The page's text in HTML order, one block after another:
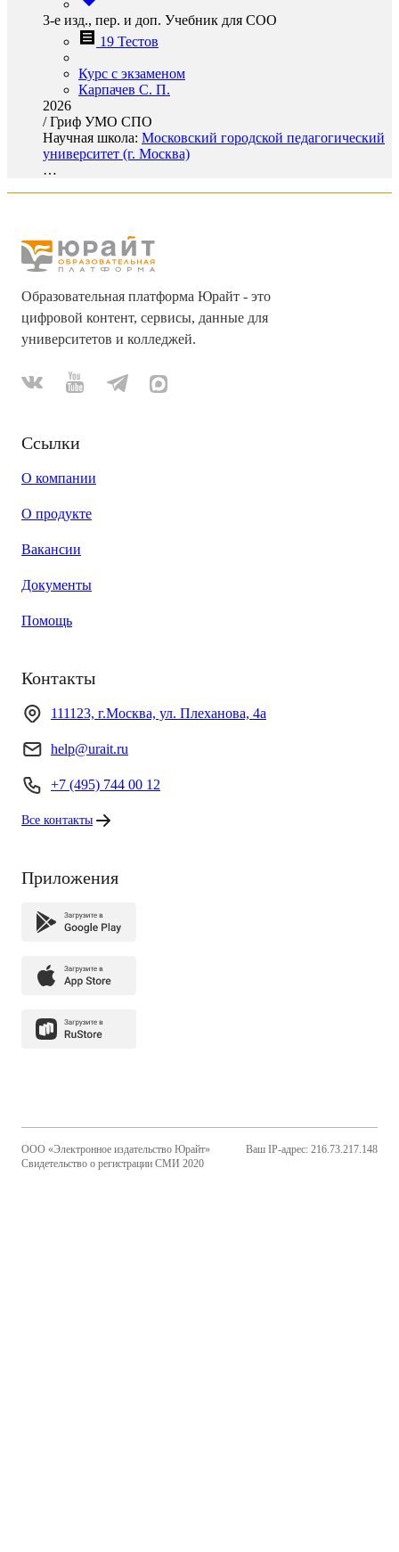
3-е изд., пер. и доп. Учебник для СОО
19 Тестов
Курс с экзаменом
Карпачев С. П.
2026
/Гриф УМО СПО
Научная школа: Московский городской педагогический
университет (г. Москва)
…
Образовательная платформа Юрайт - это
цифровой контент, сервисы, данные для
университетов и колледжей.
Ссылки
О компании
О продукте
Вакансии
Документы
Помощь
Контакты
111123, г.Москва, ул. Плеханова, 4а
help@urait.ru
+7 (495) 744 00 12
Все контакты
Приложения
ООО «Электронное издательство Юрайт»
Свидетельство о регистрации СМИ 2020
Ваш IP-адрес: 216.73.217.148